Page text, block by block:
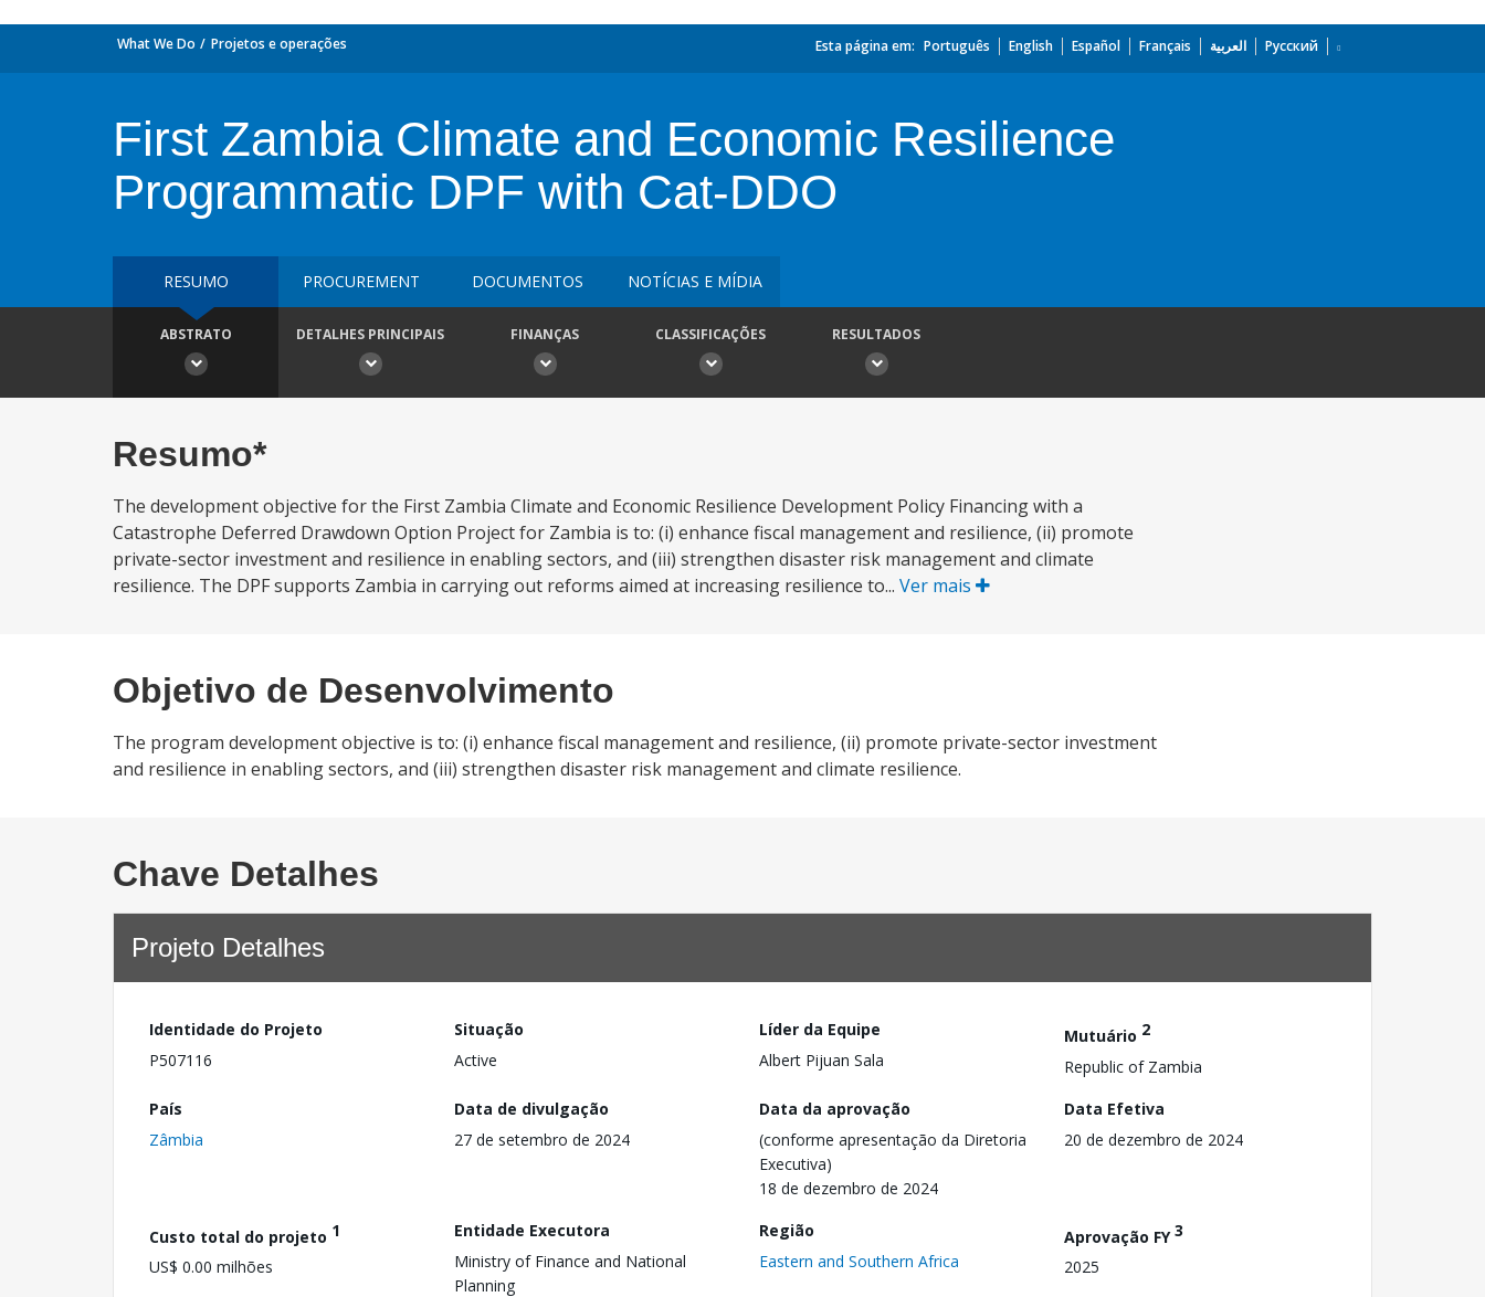
What We Do Projetos e operações Esta página em: Português English Español Français العربية Русский
First Zambia Climate and Economic Resilience
Programmatic DPF with Cat-DDO
RESUMO PROCUREMENT DOCUMENTOS NOTÍCIAS E MÍDIA
ABSTRATO DETALHES PRINCIPAIS FINANÇAS CLASSIFICAÇÕES RESULTADOS
Resumo*
The development objective for the First Zambia Climate and Economic Resilience Development Policy Financing with a
Catastrophe Deferred Drawdown Option Project for Zambia is to: (i) enhance fiscal management and resilience, (ii) promote
private-sector investment and resilience in enabling sectors, and (iii) strengthen disaster risk management and climate
resilience. The DPF supports Zambia in carrying out reforms aimed at increasing resilience to... Ver mais
Objetivo de Desenvolvimento
The program development objective is to: (i) enhance fiscal management and resilience, (ii) promote private-sector investment
and resilience in enabling sectors, and (iii) strengthen disaster risk management and climate resilience.
Chave Detalhes
Projeto Detalhes
Identidade do Projeto
P507116
Situação
Active
Líder da Equipe
Albert Pijuan Sala
Mutuário 2
Republic of Zambia
País
Zâmbia
Data de divulgação
27 de setembro de 2024
Data da aprovação
(conforme apresentação da Diretoria
Executiva)
18 de dezembro de 2024
Data Efetiva
20 de dezembro de 2024
Custo total do projeto 1
US$ 0.00 milhões
Entidade Executora
Ministry of Finance and National
Planning
Região
Eastern and Southern Africa
Aprovação FY3
2025